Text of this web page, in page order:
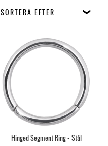
SORTERA EFTER
Hinged Segment Ring - Stål